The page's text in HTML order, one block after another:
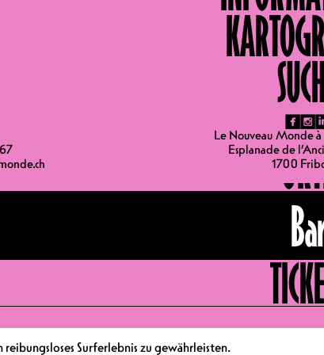
fb ig
Le Nouveau Monde
Esplanade de
1700
Surferlebnis zu gewährleisten.